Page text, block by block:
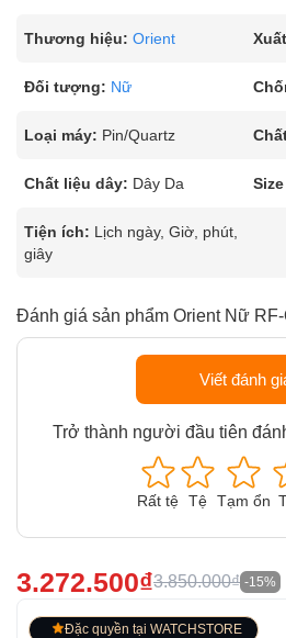
Thương hiệu: Orient
Đối tượng: Nữ
Loại máy: Pin/Quartz
Chất liệu dây: Dây Da
Tiện ích: Lịch ngày, Giờ, phút,
giây
Đánh giá sản phẩm Orient Nữ
Viết đánh
Trở thành người đầu tiên
Rất tệ Tệ Tạm ổn
3.272.500₫3.850.000₫ -15%
Đặc quyền tại WATCHSTORE